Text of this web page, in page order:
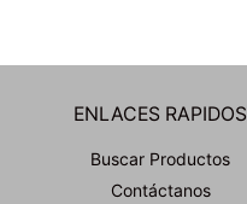
ENLACES RAPIDOS
Buscar Productos
Contáctanos